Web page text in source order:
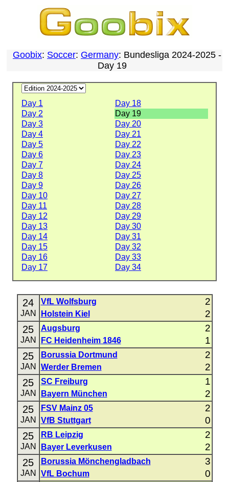
Goobix: Soccer: Germany: Bundesliga 2024-2025 -
Day 19
Day 1
Day 18
Day 2
Day 19
Day 3
Day 20
Day 4
Day 21
Day 5
Day 22
Day 6
Day 23
Day 7
Day 24
Day 8
Day 25
Day 9
Day 26
Day 10
Day 27
Day 11
Day 28
Day 12
Day 29
Day 13
Day 30
Day 14
Day 31
Day 15
Day 32
Day 16
Day 33
Day 17
Day 34
24
JAN
VfL Wolfsburg 2
Holstein Kiel 2
25
JAN
Augsburg 2
FC Heidenheim 1846 1
25
JAN
Borussia Dortmund 2
Werder Bremen 2
25
JAN
SC Freiburg 1
Bayern München 2
25
JAN
FSV Mainz 05 2
VfB Stuttgart 0
25
JAN
RB Leipzig 2
Bayer Leverkusen 2
25
JAN
Borussia Mönchengladbach 3
VfL Bochum 0